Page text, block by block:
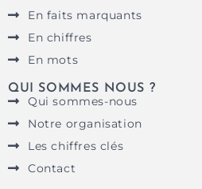
En faits marquants
En chiffres
En mots
QUI SOMMES NOUS ?
Qui sommes-nous
Notre organisation
Les chiffres clés
Contact